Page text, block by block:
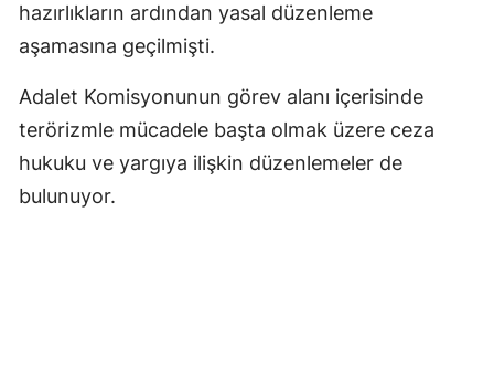
hazırlıkların ardından yasal düzenleme
aşamasına geçilmişti.
Adalet Komisyonunun görev alanı içerisinde
terörizmle mücadele başta olmak üzere ceza
hukuku ve yargıya ilişkin düzenlemeler de
bulunuyor.